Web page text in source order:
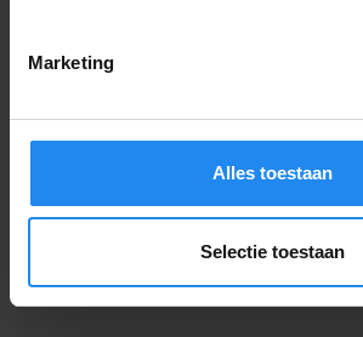
Marketing
Alles toestaan
Selectie toestaan
Kolkomrandingsplaat –
omgekeerd/bol
Bekijk product